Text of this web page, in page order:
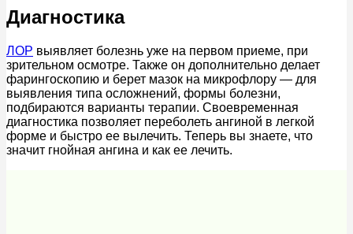
Диагностика
ЛОР выявляет болезнь уже на первом приеме, при
зрительном осмотре. Также он дополнительно делает
фарингоскопию и берет мазок на микрофлору — для
выявления типа осложнений, формы болезни,
подбираются варианты терапии. Своевременная
диагностика позволяет переболеть ангиной в легкой
форме и быстро ее вылечить. Теперь вы знаете, что
значит гнойная ангина и как ее лечить.